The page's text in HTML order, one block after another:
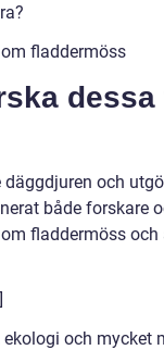
fladdermöss
och
både forskare
fladdermöss
och mycket